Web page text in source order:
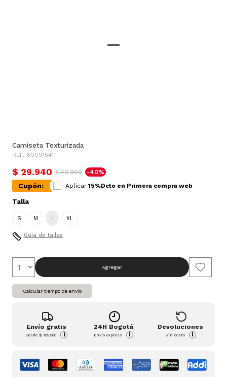
Camiseta Texturizada
REF. 60091541
$ 29.940 $ 49.900 -40%
Cupón: Aplicar 15%Dcto en Primera compra web
Talla
S M L XL
Guia de tallas
Agregar
Calcular tiempo de envío
Envío gratis
Desde$ 159.900 i
24H Bogotá
Envío express i
Devoluciones
Sin costo i